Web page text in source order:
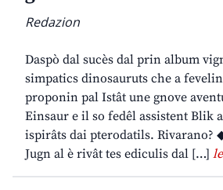
Redazion
Daspò dal sucès dal prin album
simpatics dinosauruts che a
proponin pal Istât une gnove
Einsaur e il so fedêl assistent Blik
ispirâts dai pterodatils. Rivarano?
Jugn al è rivât tes ediculis dal […]